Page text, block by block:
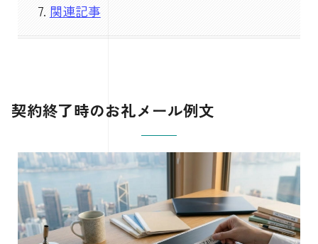
関連記事
契約終了時のお礼メール例文